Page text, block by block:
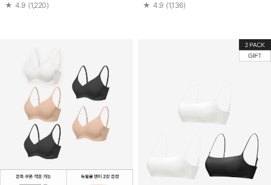
★ 4.9 (1,220) ★ 4.9 (1,136)